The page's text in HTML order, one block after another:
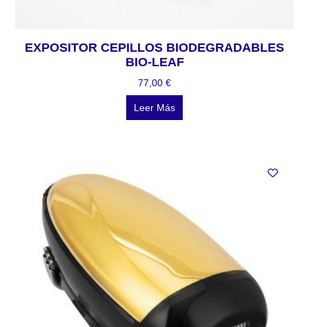
EXPOSITOR CEPILLOS BIODEGRADABLES
BIO-LEAF
77,00 €
Leer Más